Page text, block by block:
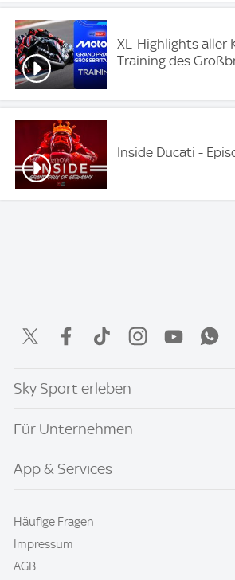
XL-Highlights aller
Training des
Inside Ducati -
Sky Sport erleben
Für Unternehmen
App & Services
Häufige Fragen
Impressum
AGB